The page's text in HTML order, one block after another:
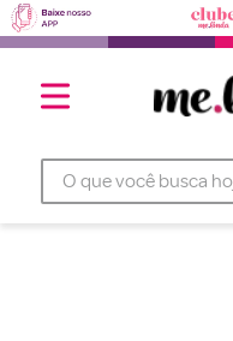
O que você busca hoje?